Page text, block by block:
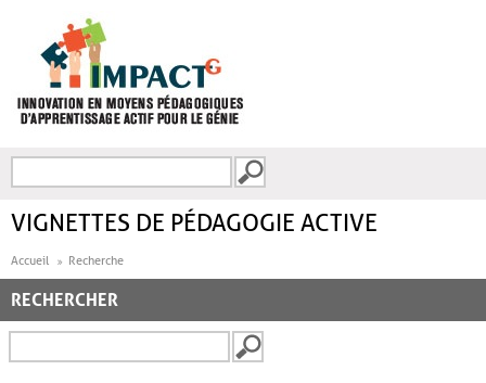
FORMULAIRE DE
VIGNETTES DE PÉDAGOGIE ACTIVE
Accueil Recherche
RECHERCHER